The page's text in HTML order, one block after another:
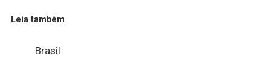
Leia também
Brasil